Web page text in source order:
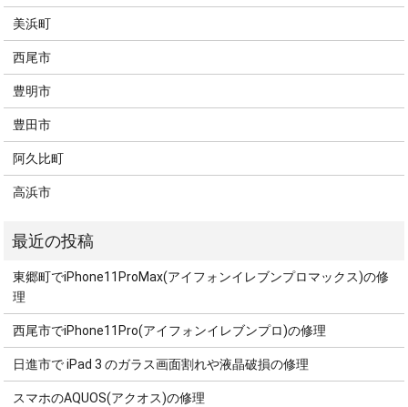
美浜町
西尾市
豊明市
豊田市
阿久比町
高浜市
東郷町でiPhone11ProMax(アイフォンイレブンプロマックス)の修
理
西尾市でiPhone11Pro(アイフォンイレブンプロ)の修理
日進市で iPad 3 のガラス画面割れや液晶破損の修理
スマホのAQUOS(アクオス)の修理